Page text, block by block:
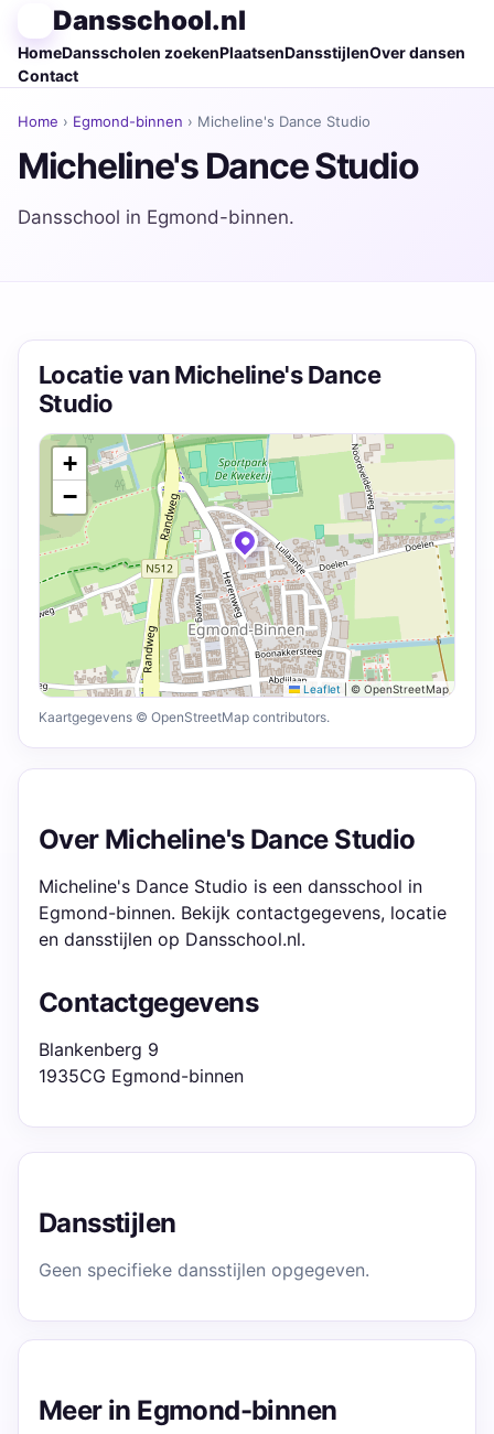
Dansschool.nl
HomeDansscholen zoekenPlaatsenDansstijlenOver dansen
Contact
Home › Egmond-binnen › Micheline's Dance Studio
Micheline's Dance Studio
Dansschool in Egmond-binnen.
Locatie van Micheline's Dance
Studio
+
−
Leaflet © OpenStreetMap
Kaartgegevens © OpenStreetMap contributors.
Over Micheline's Dance Studio
Micheline's Dance Studio is een dansschool in
Egmond-binnen. Bekijk contactgegevens, locatie
en dansstijlen op Dansschool.nl.
Contactgegevens
Blankenberg 9
1935CG Egmond-binnen
Dansstijlen
Geen specifieke dansstijlen opgegeven.
Meer in Egmond-binnen